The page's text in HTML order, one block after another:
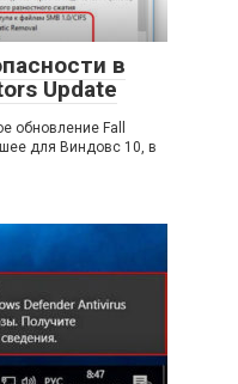
в
Update
обновление Fall
для Виндовс 10, в